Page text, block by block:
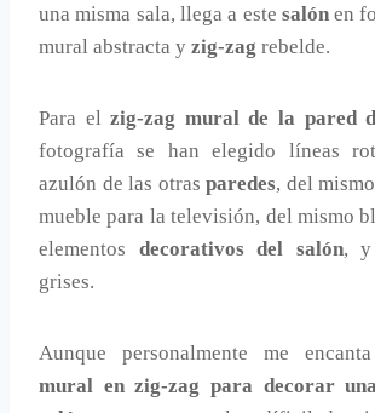
una misma sala, llega a este salónen
mural abstracta y zig-zag rebelde.
Para elzig-zag mural de la pared
fotografía se han elegido líneas
azulón de las otrasparedes, del
mueble para la televisión, del mismo
elementos decorativos del salón, y
grises.
Aunque personalmente me
mural en zig-zag para decorar